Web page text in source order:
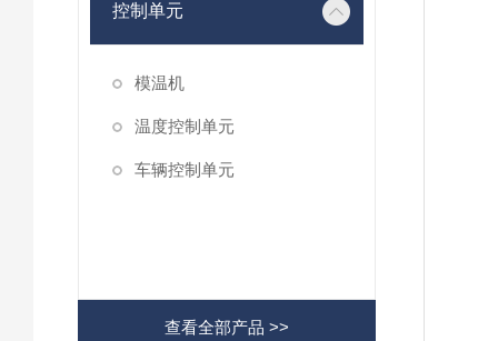
控制单元
模温机
温度控制单元
车辆控制单元
查看全部产品 >>